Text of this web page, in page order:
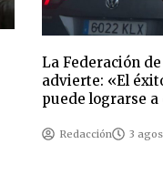
La Federación
advierte: «El
puede lograrse
Redacción 3